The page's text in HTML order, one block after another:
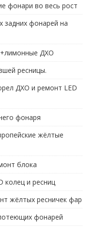
фонари во весь рост
задних фонарей на
ДХО
ресницы.
ДХО и ремонт LED
фонаря
жёлтые
блока
колец и ресниц
жёлтых ресничек фар
фонарей